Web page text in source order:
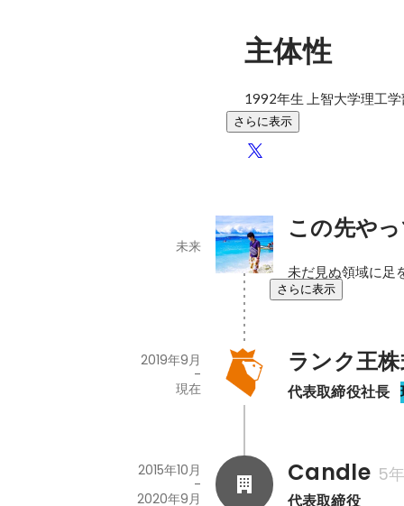
主体性
1992年生 上智大学理工
さらに表示
この先や
未来
未だ見ぬ領域に足
さらに表示
ランク王
代表取締役社長
2019年9月
-
現在
Candle 5
代表取締役
2015年10月
-
2020年9月